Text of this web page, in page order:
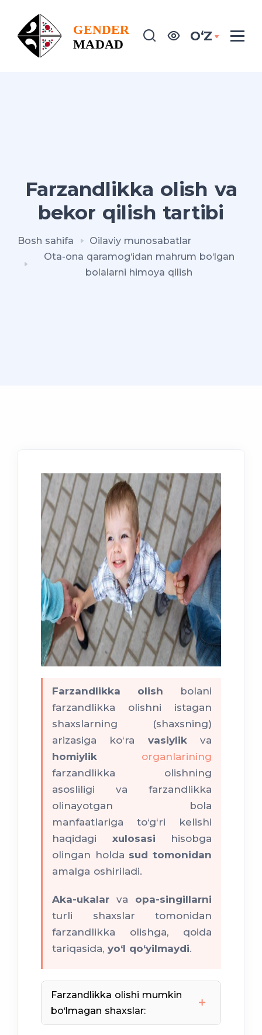
OʻZ
Farzandlikka olish va
bekor qilish tartibi
Bosh sahifa
Oilaviy munosabatlar
Ota-ona qaramog‘idan mahrum bo‘lgan
bolalarni himoya qilish
Farzandlikka olish bolani
farzandlikka olishni istagan
shaxslarning (shaxsning)
arizasiga ko‘ra vasiylikva
homiylik organlarining
farzandlikka olishning
asosliligi va farzandlikka
olinayotgan bola
manfaatlariga to‘g‘ri kelishi
haqidagi xulosasi hisobga
olingan holda sud tomonidan
amalga oshiriladi.
Aka-ukalar va opa-singillarni
turli shaxslar tomonidan
farzandlikka olishga, qoida
tariqasida, yo‘l qo‘yilmaydi.
Farzandlikka olishi mumkin
bo‘lmagan shaxslar: